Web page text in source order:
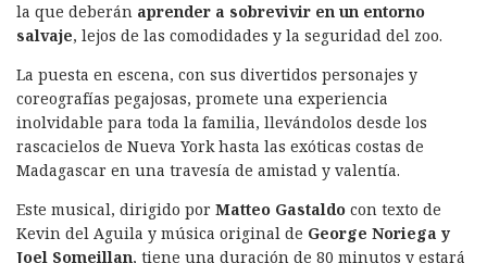
la que deberán aprender a sobrevivir en un entorno
salvaje, lejos de las comodidades y la seguridad del zoo.
La puesta en escena, con sus divertidos personajes y
coreografías pegajosas, promete una experiencia
inolvidable para toda la familia, llevándolos desde los
rascacielos de Nueva York hasta las exóticas costas de
Madagascar en una travesía de amistad y valentía.
Este musical, dirigido por Matteo Gastaldo con texto de
Kevin del Aguila y música original de George Noriega y
Joel Someillan, tiene una duración de 80 minutos y estará